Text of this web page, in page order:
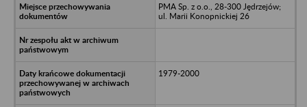
PMA Sp. z o.o., 28-300 Jędrzejów;
ul. Marii Konopnickiej 26
1979-2000